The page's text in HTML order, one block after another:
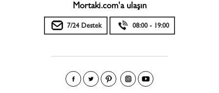
Mortaki.com'a ulaşın
7/24 Destek 08:00 - 19:00